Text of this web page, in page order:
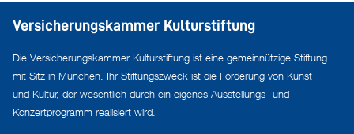
Versicherungskammer Kulturstiftung
Die Versicherungskammer Kulturstiftung ist eine gemeinnützige Stiftung
mit Sitz in München. Ihr Stiftungszweck ist die Förderung von Kunst
und Kultur, der wesentlich durch ein eigenes Ausstellungs- und
Konzertprogramm realisiert wird.